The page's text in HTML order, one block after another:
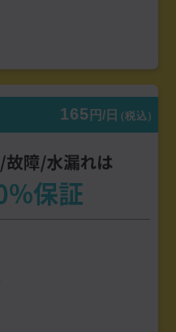
165 円/日（税込）